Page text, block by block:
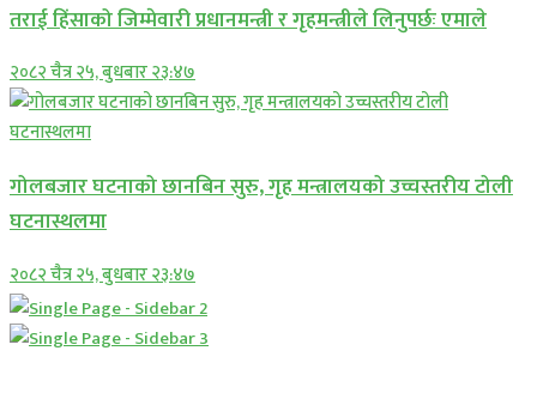
तराई हिंसाको जिम्मेवारी प्रधानमन्त्री र गृहमन्त्रीले लिनुपर्छः एमाले
२०८२ चैत्र २५, बुधबार २३:४७
गोलबजार घटनाको छानबिन सुरु, गृह मन्त्रालयको उच्चस्तरीय टोली
घटनास्थलमा
२०८२ चैत्र २५, बुधबार २३:४७